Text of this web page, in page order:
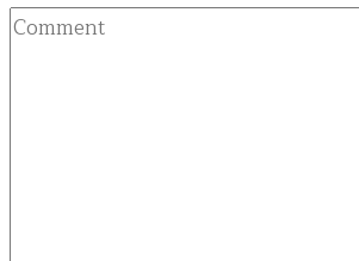
Comment